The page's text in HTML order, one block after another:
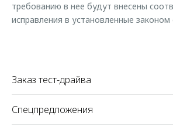
требованию в нее будут внесены
исправления в установленные законом
Заказ тест-драйва
Спецпредложения